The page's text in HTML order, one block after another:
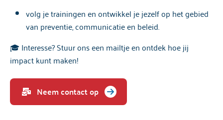
volg je trainingen en ontwikkel je jezelf op het gebied
van preventie, communicatie en beleid.
🎓 Interesse? Stuur ons een mailtje en ontdek hoe jij
impact kunt maken!
Neem contact op